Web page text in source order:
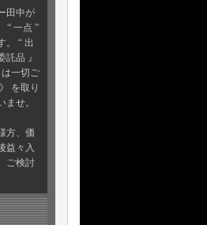
田中が
“ 一点 ”
。 “ 出
品 』
一切ご
を取り
せ。
方、価
益々入
ご検討